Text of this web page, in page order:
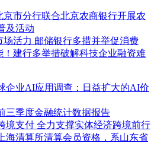
京市分行联合北京农商银行开展农
及活动
场活力 邮储银行多措并举促消费
！建行多举措破解科技企业融资难
企业AI应用调查：日益扩大的AI价
三季度金融统计数据报告
境支付 全力支撑实体经济跨境前行
海清算所清算会员资格，系山东省